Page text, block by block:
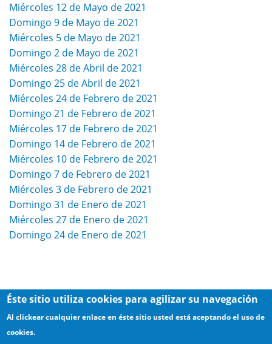
Miércoles 12 de Mayo de 2021
Domingo 9 de Mayo de 2021
Miércoles 5 de Mayo de 2021
Domingo 2 de Mayo de 2021
Miércoles 28 de Abril de 2021
Domingo 25 de Abril de 2021
Miércoles 24 de Febrero de 2021
Domingo 21 de Febrero de 2021
Miércoles 17 de Febrero de 2021
Domingo 14 de Febrero de 2021
Miércoles 10 de Febrero de 2021
Domingo 7 de Febrero de 2021
Miércoles 3 de Febrero de 2021
Domingo 31 de Enero de 2021
Miércoles 27 de Enero de 2021
Domingo 24 de Enero de 2021
Éste sitio utiliza cookies para agilizar su navegación
Al clickear cualquier enlace en éste sitio usted está aceptando el uso de
cookies.